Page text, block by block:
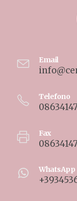
Email
Telefono
Fax
WhatsApp